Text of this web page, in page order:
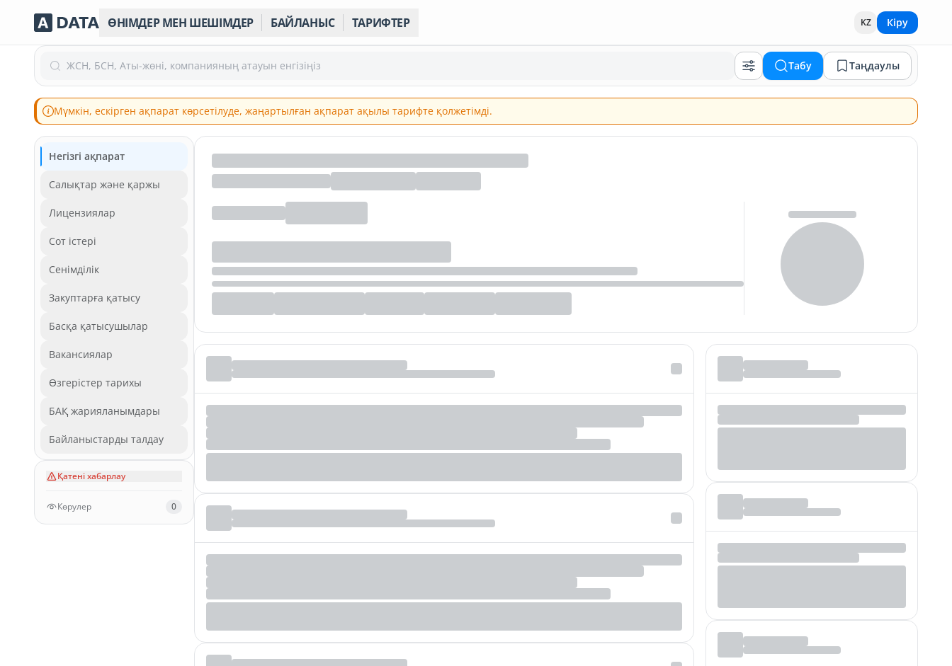
ӨНІМДЕР МЕН ШЕШІМДЕР БАЙЛАНЫС ТАРИФТЕР KZ Кіру
ЖСН, БСН, Аты-жөні, компанияның атауын енгізіңіз Табу Таңдаулы
Мүмкін, ескірген ақпарат көрсетілуде, жаңартылған ақпарат ақылы тарифте қолжетімді.
Негізгі ақпарат
Салықтар және қаржы
Лицензиялар
Сот істері
Сенімділік
Закуптарға қатысу
Басқа қатысушылар
Вакансиялар
Өзгерістер тарихы
БАҚ жарияланымдары
Байланыстарды талдау
Қатені хабарлау
Көрулер 0